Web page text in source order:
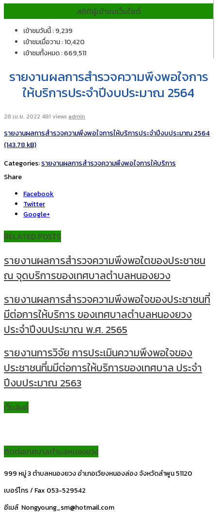
สถิติผู้เข้าชมเว็บไซต์
เข้าชมวันนี้ : 9,239
เข้าชมเมื่อวาน : 10,420
เข้าชมทั้งหมด : 669,511
รายงานผลการสำรวจความพึงพอใจการ
ให้บริการประจำปีงบประมาณ 2564
28 เม.ย. 2022 481 views admin
รายงานผลการสำรวจความพึงพอใจการให้บริการประจำปีงบประมาณ 2564
Categories:รายงานผลการสำรวจความพึงพอใจการให้บริการ
Share
Facebook
Twitter
Google+
RELATED POSTS
รายงานผลการสำรวจความพึงพอใตของประชาชน
ณ จุดบริการของเทศบาลตำบลหนองยวง
รายงานผลการสำรวจความพึงพอใจของประชาชนที่
มีต่อการให้บริการ ของเทศบาลตำบลหนองยวง
ประจำปีงบประมาณ พ.ศ. 2565
รายงานการวิจัย การประเมินความพึงพอใจของ
ประชาชนที่มมีต่อการให้บริการของเทศบาล ประจำ
ปีงบประมาณ 2563
เว็บลิงค์
ติดต่อเทศบาลตำบลหนองยวง
999 หมู่ 3 ตำบลหนองยวง อำเภอเวียงหนองล่อง จังหวัดลำพูน 51120
เบอร์โทร / Fax 053-529542
อีเมล์ Nongyoung_sm@hotmail.com